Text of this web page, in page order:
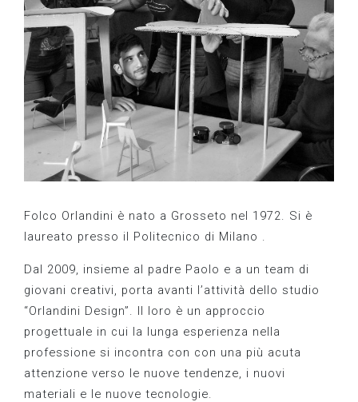
Folco Orlandini è nato a Grosseto nel 1972. Si è
laureato presso il Politecnico di Milano .
Dal 2009, insieme al padre Paolo e a un team di
giovani creativi, porta avanti l’attività dello studio
“Orlandini Design”. Il loro è un approccio
progettuale in cui la lunga esperienza nella
professione si incontra con con una più acuta
attenzione verso le nuove tendenze, i nuovi
materiali e le nuove tecnologie.